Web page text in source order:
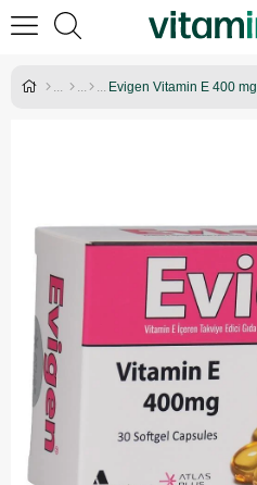
Evigen Vitamin E 400